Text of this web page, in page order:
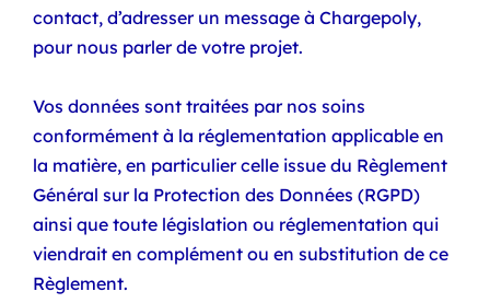
contact, d’adresser un message à Chargepoly,
pour nous parler de votre projet.
Vos données sont traitées par nos soins
conformément à la réglementation applicable en
la matière, en particulier celle issue du Règlement
Général sur la Protection des Données (RGPD)
ainsi que toute législation ou réglementation qui
viendrait en complément ou en substitution de ce
Règlement.